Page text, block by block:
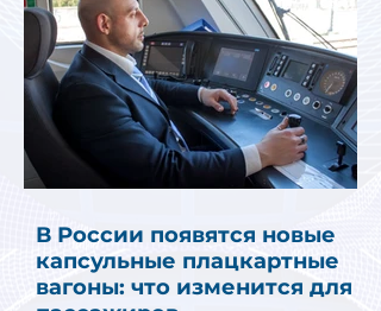
В России появятся новые
капсульные плацкартные
вагоны: что изменится для